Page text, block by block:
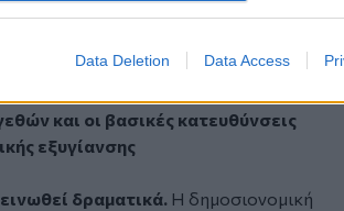
Data Deletion Data Access
και την αδιαφάνεια
και οι βασικές κατευθύνσεις
εξυγίανσης
δραματικά. Η δημοσιονομική